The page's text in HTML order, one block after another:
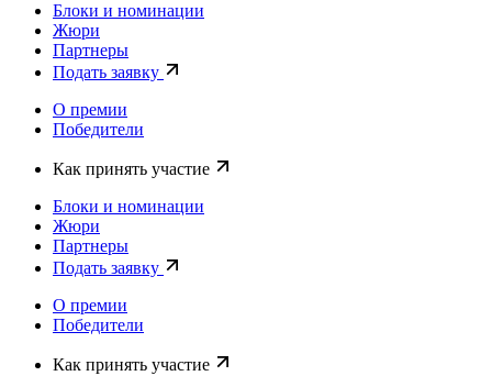
Блоки и номинации
Жюри
Партнеры
Подать заявку
О премии
Победители
Как принять участие
Блоки и номинации
Жюри
Партнеры
Подать заявку
О премии
Победители
Как принять участие